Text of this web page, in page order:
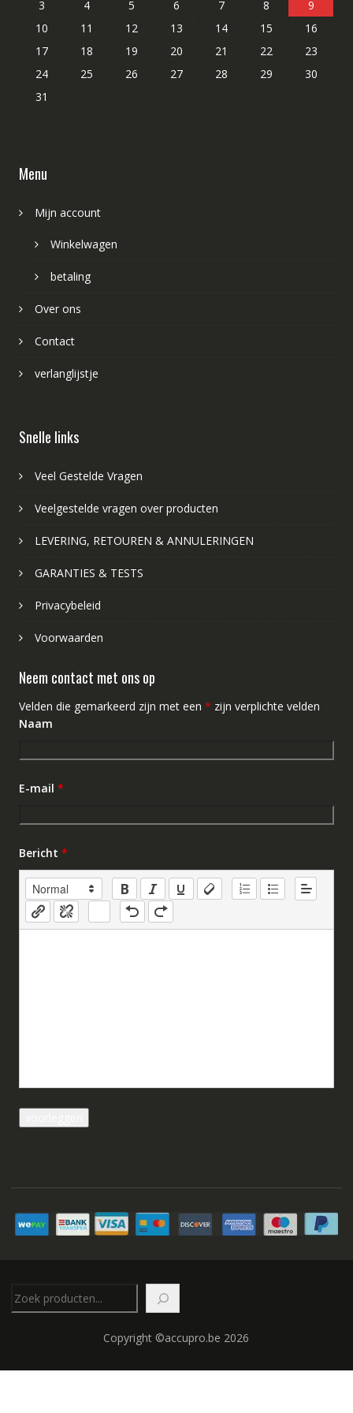
3
4 5 6 7 8
9
10
11 12 13 14 15
16
17
18 19 20 21 22
23
24
25 26 27 28 29
30
31
Menu
Mijn account
Winkelwagen
betaling
Over ons
Contact
verlanglijstje
Snelle links
Veel Gestelde Vragen
Veelgestelde vragen over producten
LEVERING, RETOUREN & ANNULERINGEN
GARANTIES & TESTS
Privacybeleid
Voorwaarden
Neem contact met ons op
Velden die gemarkeerd zijn met een * zijn verplichte velden
Naam
E-mail *
Bericht *
Copyright ©accupro.be 2026